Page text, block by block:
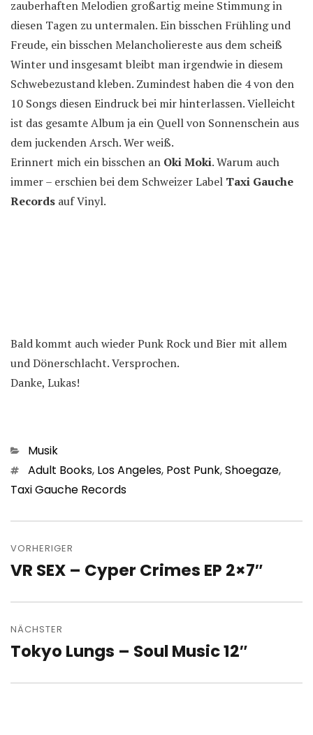
zauberhaften Melodien großartig meine Stimmung in
diesen Tagen zu untermalen. Ein bisschen Frühling und
Freude, ein bisschen Melancholiereste aus dem scheiß
Winter und insgesamt bleibt man irgendwie in diesem
Schwebezustand kleben. Zumindest haben die 4 von den
10 Songs diesen Eindruck bei mir hinterlassen. Vielleicht
ist das gesamte Album ja ein Quell von Sonnenschein aus
dem juckenden Arsch. Wer weiß.
Erinnert mich ein bisschen an Oki Moki. Warum auch
immer – erschien bei dem Schweizer Label Taxi Gauche
Records auf Vinyl.
Bald kommt auch wieder Punk Rock und Bier mit allem
und Dönerschlacht. Versprochen.
Danke, Lukas!
Kategorien
Musik
Schlagwörter
Adult Books, Los Angeles, Post Punk,Shoegaze,
Taxi Gauche Records
VORHERIGER
Vorheriger
VR SEX – Cyper Crimes EP 2×7″
NÄCHSTER
Nächster
Tokyo Lungs – Soul Music 12″